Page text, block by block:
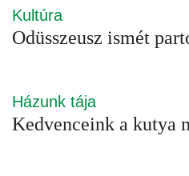
Kultúra
Odüsszeusz ismét
Házunk tája
Kedvenceink a kutya